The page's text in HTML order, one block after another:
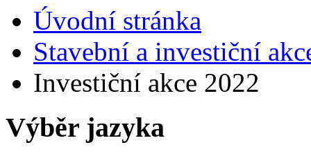
Úvodní stránka
Stavební a investiční
Investiční akce 2022
Výběr jazyka